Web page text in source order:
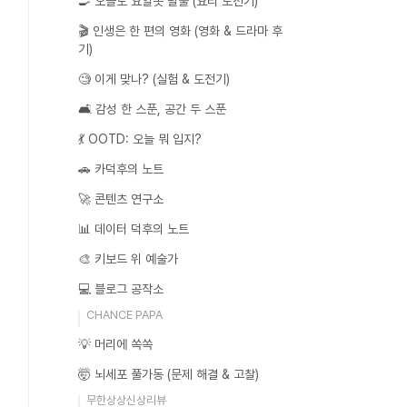
🎬 인생은 한 편의 영화 (영화 & 드라마 후
기)
🧐 이게 맞나? (실험 & 도전기)
🛋️ 감성 한 스푼, 공간 두 스푼
💃 OOTD: 오늘 뭐 입지?
🚗 카덕후의 노트
🚀 콘텐츠 연구소
📊 데이터 덕후의 노트
🎨 키보드 위 예술가
💻 블로그 공작소
CHANCE PAPA
💡 머리에 쏙쏙
🤯 뇌세포 풀가동 (문제 해결 & 고찰)
무한상상신상리뷰